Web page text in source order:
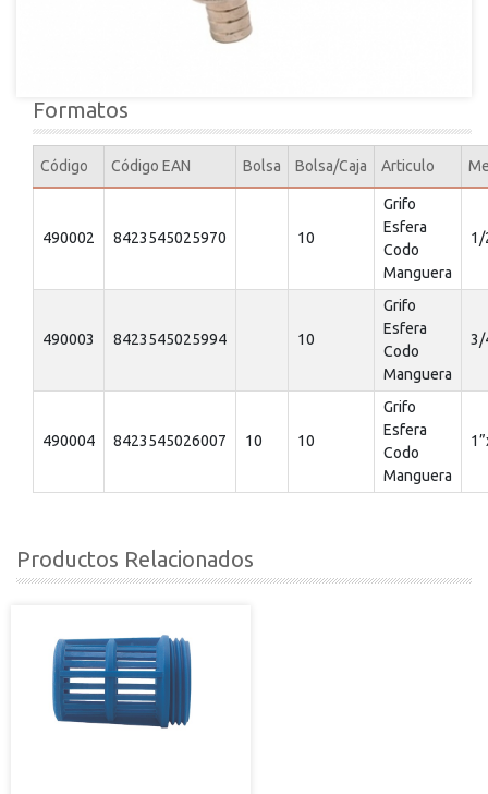
Formatos
Código Código EAN Bolsa Bolsa/Caja Articulo
490002 8423545025970 10
Grifo
Esfera
Codo
Manguera
1/
490003 8423545025994 10
Grifo
Esfera
Codo
Manguera
3/
490004 8423545026007 10 10
Grifo
Esfera
Codo
Manguera
Productos Relacionados